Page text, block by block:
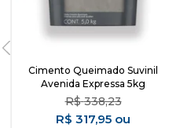
Cimento Queimado Suvinil
Avenida Expressa 5kg
R$ 338,23
R$ 317,95